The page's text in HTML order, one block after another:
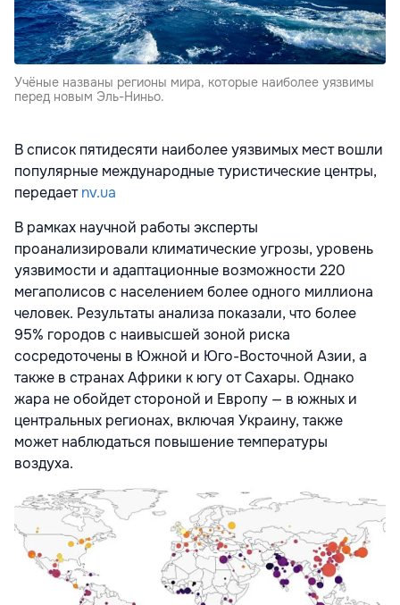
Учёные названы регионы мира, которые наиболее уязвимы
перед новым Эль-Ниньо.
В список пятидесяти наиболее уязвимых мест вошли
популярные международные туристические центры,
передаетnv.ua
В рамках научной работы эксперты
проанализировали климатические угрозы, уровень
уязвимости и адаптационные возможности 220
мегаполисов с населением более одного миллиона
человек. Результаты анализа показали, что более
95% городов с наивысшей зоной риска
сосредоточены в Южной и Юго-Восточной Азии, а
также в странах Африки к югу от Сахары. Однако
жара не обойдет стороной и Европу — в южных и
центральных регионах, включая Украину, также
может наблюдаться повышение температуры
воздуха.